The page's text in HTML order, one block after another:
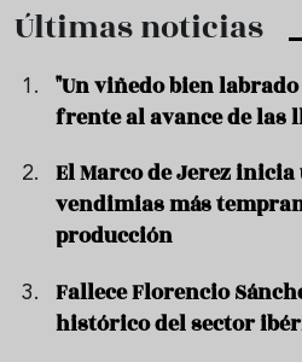
Últimas noticias
"Un viñedo bien
frente al avance de las
El Marco de Jerez inicia
vendimias más
producción
Fallece Florencio
histórico del sector